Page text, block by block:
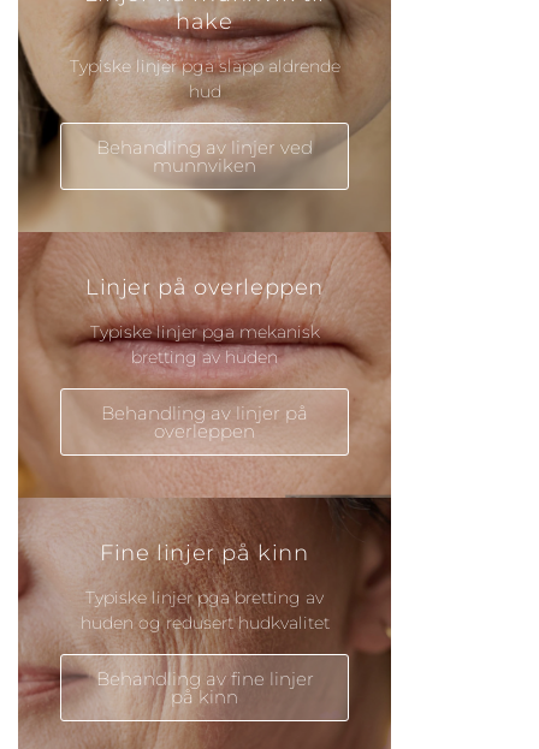
hake
Typiske linjer pga slapp aldrende
hud
Behandling av linjer ved
munnviken
Linjer på overleppen
Typiske linjer pga mekanisk
bretting av huden
Behandling av linjer på
overleppen
Fine linjer på kinn
Typiske linjer pga bretting av
huden og redusert hudkvalitet
Behandling av fine linjer
på kinn